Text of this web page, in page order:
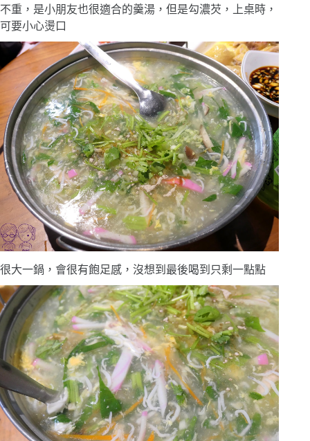
不重，是小朋友也很適合的羹湯，但是勾濃芡，上桌時，
可要小心燙口
很大一鍋，會很有飽足感，沒想到最後喝到只剩一點點